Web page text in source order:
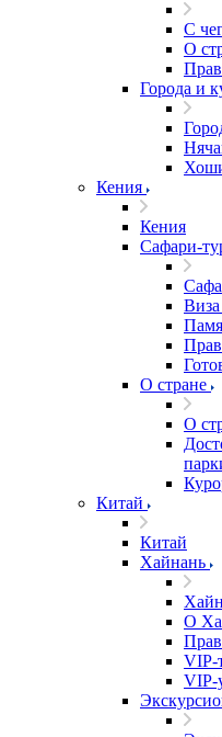
С
О
Города и
Кения
Кения
Сафари-
О стране
О
Китай
Китай
Хайнань
О
VIP-
VIP-